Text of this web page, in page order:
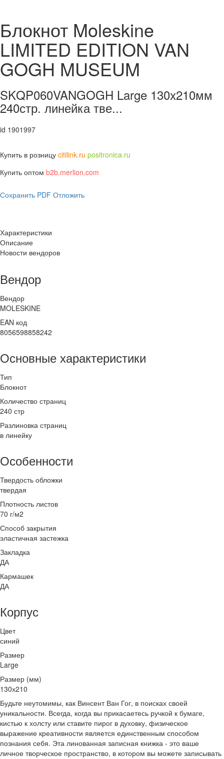
Блокнот Moleskine
LIMITED EDITION VAN
GOGH MUSEUM
SKQP060VANGOGH Large 130х210мм
240стр. линейка тве...
id 1901997
Купить в розницу citilink.ru positronica.ru
Купить оптом b2b.merlion.com
Сохранить PDF Отложить
Характеристики
Описание
Новости вендоров
Вендор
Вендор
MOLESKINE
EAN код
8056598858242
Основные характеристики
Тип
Блокнот
Количество страниц
240 стр
Разлиновка страниц
в линейку
Особенности
Твердость обложки
твердая
Плотность листов
70 г/м2
Способ закрытия
эластичная застежка
Закладка
ДА
Кармашек
ДА
Корпус
Цвет
синий
Размер
Large
Размер (мм)
130х210
Будьте неутомимы, как Винсент Ван Гог, в поисках своей
уникальности. Всегда, когда вы прикасаетесь ручкой к бумаге,
кистью к холсту или ставите пирог в духовку, физическое
выражение креативности является единственным способом
познания себя. Эта линованная записная книжка - это ваше
личное творческое пространство, в котором вы можете записывать